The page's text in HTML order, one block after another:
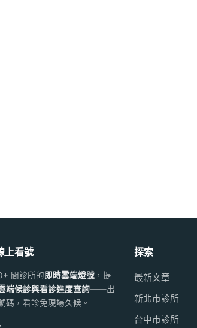
上看號
間診所的 即時雲端燈號，提
端候診與看診進度查詢——出
碼，看診免現場久候。
探索
最新文章
新北市診所
台中市診所